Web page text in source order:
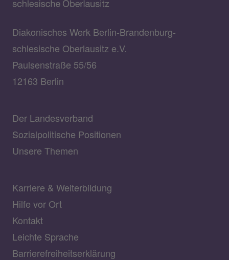
Diakonisches Werk Berlin-Brandenburg-
schlesische Oberlausitz e.V.
Paulsenstraße 55/56
12163 Berlin
Der Landesverband
Sozialpolitische Positionen
Unsere Themen
Karriere & Weiterbildung
Hilfe vor Ort
Kontakt
Leichte Sprache
Barrierefreiheitserklärung